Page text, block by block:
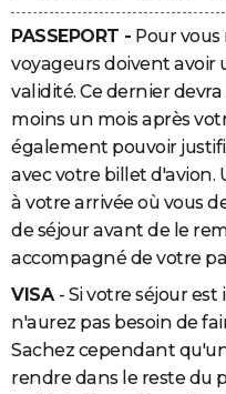
PASSEPORT - Pour
voyageurs doivent avoir
validité. Ce dernier
moins un mois après
également pouvoir
avec votre billet d'avion.
à votre arrivée où vous
de séjour avant de le
accompagné de votre
VISA - Si votre séjour
n'aurez pas besoin de
Sachez cependant
rendre dans le reste du